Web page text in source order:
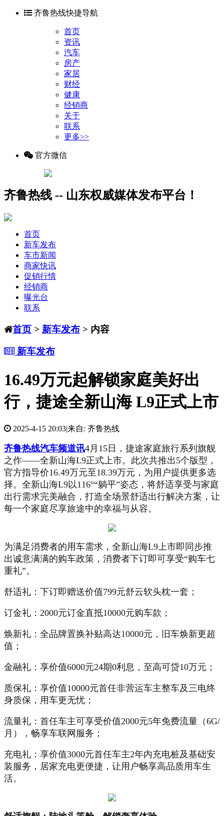
齐鲁热线快捷导航
首页
资讯
汽车
房产
家居
财经
健康
经销商
关于
联系
更多>>
官方微信
齐鲁热线 -- 山东权威媒体发布平台！
首页
新车发布
车市新闻
商家快讯
促销行情
经销商
曝光台
联系
首页 > 新车发布 > 内容
新车发布
16.49万元起解锁家庭美好出
行，捷途全新山海 L9正式上市
2025-4-15 20:03|来自: 齐鲁热线
齐鲁热线汽车频道讯4月15日，捷途家庭旅行系列旗舰
之作——全新山海L9正式上市。 此次共推出5个版型，
官方指导价16.49万元至18.39万元，为用户提供更多选
择。 全新山海L9以116°“躺平”姿态 ， 将舒适享受与家庭
出行需求完美融合 ， 打造全场景舒适出行解决方案， 让
每一个家庭尽享旅途中的幸福与从容。
为满足消费者的用车需求，全新山海L9上市即同步推
出诚意满满的购车政策，消费者下订即可享受“购车七
重礼”。
舒适礼：下订即赠送价值799元舒云软头枕一套；
订金礼：2000元订金直抵10000元购车款；
焕新礼：全品牌置换补贴高达10000元，旧车焕新更超
值；
金融礼：享价值6000元24期0利息，至高可贷10万元；
质保礼：享价值10000元首任非营运车主整车及三电终
身质保，用车更无忧；
流量礼：首任车主可享受价值2000元5年免费流量（6G/
月），畅享车联网服务；
充电礼：享价值3000元首任车主2年内充电桩及基础安
装服务，居家充电更便捷，让用户畅享高品质用车生
活。